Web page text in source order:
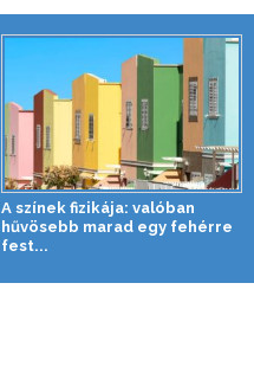
A színek fizikája: valóban
hűvösebb marad egy fehérre
fest...